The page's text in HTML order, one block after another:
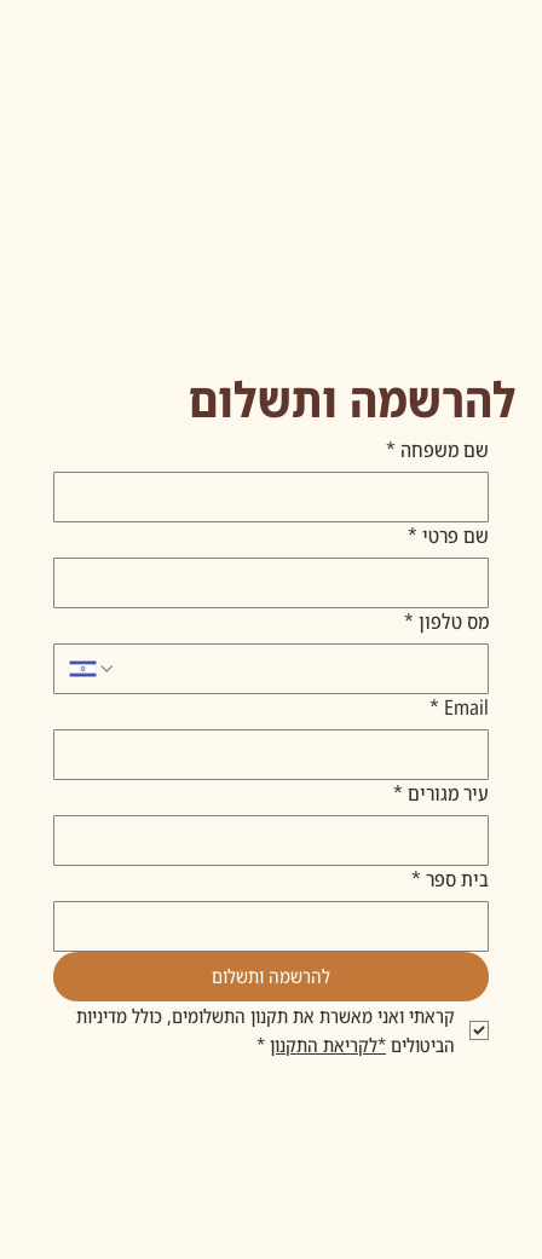
להרשמה ותשלום
שם משפחה *
שם פרטי *
מס טלפון *
Email
*
עיר מגורים *
בית ספר *
להרשמה ותשלום
הביטולים *לקריאת התקנון*